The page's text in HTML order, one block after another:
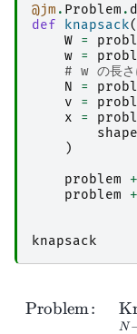
@jm . Problem .
def
knapsack(
W =
w =
# w の長さ
N
=
v
=
x
=
shape
)
problem
problem
knapsack
Problem:
N